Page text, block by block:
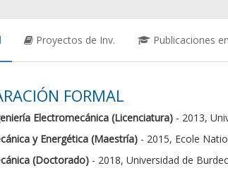
Proyectos de Inv. Publicaciones
FORMAL
Electromecánica (Licenciatura) - 2013,
y Energética (Maestría) - 2015, Ecole
(Doctorado) - 2018, Universidad de